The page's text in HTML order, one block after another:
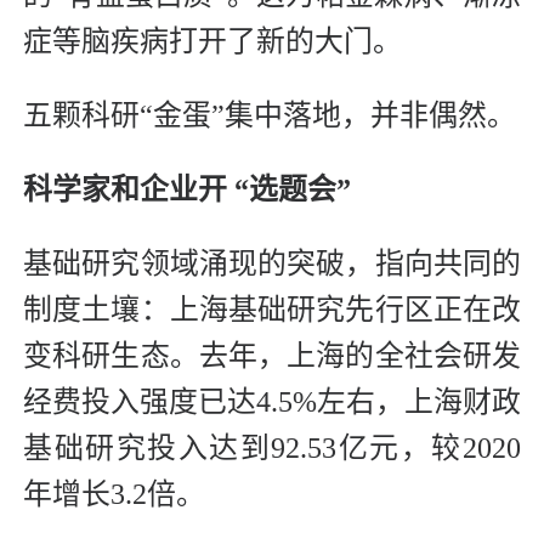
症等脑疾病打开了新的大门。
五颗科研“金蛋”集中落地，并非偶然。
科学家和企业开 “选题会”
基础研究领域涌现的突破，指向共同的
制度土壤：上海基础研究先行区正在改
变科研生态。去年，上海的全社会研发
经费投入强度已达4.5%左右，上海财政
基础研究投入达到92.53亿元，较2020
年增长3.2倍。